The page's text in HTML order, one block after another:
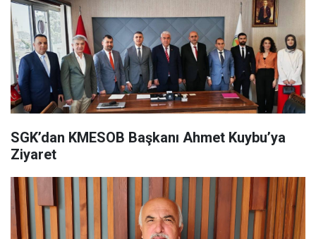
SGK’dan KMESOB Başkanı Ahmet Kuybu’ya
Ziyaret